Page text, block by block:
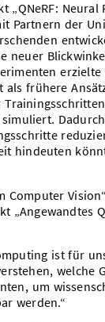
Partnern der
neuer
als frühere
hindeuten
Computer
„Angewandtes
ist für
welche
um
werden.“